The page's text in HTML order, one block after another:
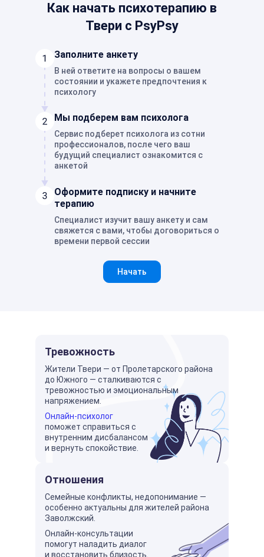
Как начать психотерапию в
Твери с PsyPsy
Заполните анкету
В ней ответите на вопросы о вашем
состоянии и укажете предпочтения к
психологу
Мы подберем вам психолога
Сервис подберет психолога из сотни
профессионалов, после чего ваш
будущий специалист ознакомится с
анкетой
Оформите подписку и начните
терапию
Специалист изучит вашу анкету и сам
свяжется с вами, чтобы договориться о
времени первой сессии
Начать
Тревожность
Жители Твери — от Пролетарского района
до Южного — сталкиваются с
тревожностью и эмоциональным
напряжением.
Онлайн-психолог
поможет справиться с
внутренним дисбалансом
и вернуть спокойствие.
Отношения
Семейные конфликты, недопонимание —
особенно актуальны для жителей района
Заволжский.
Онлайн-консультации
помогут наладить диалог
и восстановить близость.